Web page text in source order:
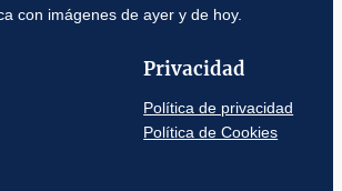
con imágenes de ayer y de hoy.
Privacidad
Política de privacidad
Política de Cookies